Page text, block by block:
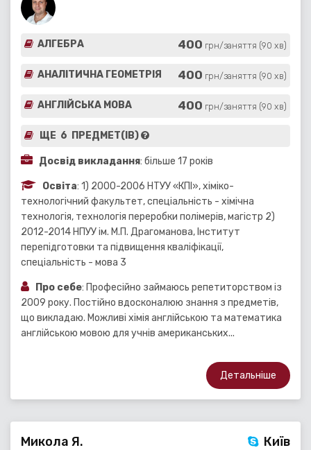
АЛГЕБРА 400 грн/заняття (90 хв)
АНАЛІТИЧНА ГЕОМЕТРІЯ 400 грн/заняття (90 хв)
АНГЛІЙСЬКА МОВА 400 грн/заняття (90 хв)
ЩЕ 6 ПРЕДМЕТ(ІВ)
Досвід викладання: більше 17 років
Освіта: 1) 2000-2006 НТУУ «КПІ», хіміко-
технологічний факультет, спеціальність - хімічна
технологія, технологія переробки полімерів, магістр 2)
2012-2014 НПУУ ім. М.П. Драгоманова, Інститут
перепідготовки та підвищення кваліфікації,
спеціальність - мова 3
Про себе: Професійно займаюсь репетиторством із
2009 року. Постійно вдосконалюю знання з предметів,
що викладаю. Можливі хімія англійською та математика
англійською мовою для учнів американських...
Детальніше
Микола Я. Київ